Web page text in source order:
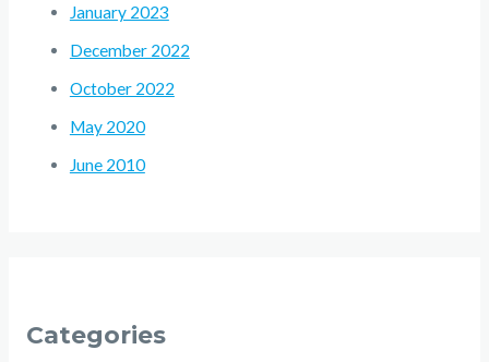
January 2023
December 2022
October 2022
May 2020
June 2010
Categories